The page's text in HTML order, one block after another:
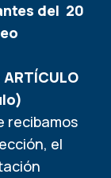
del 20
recibamos
el